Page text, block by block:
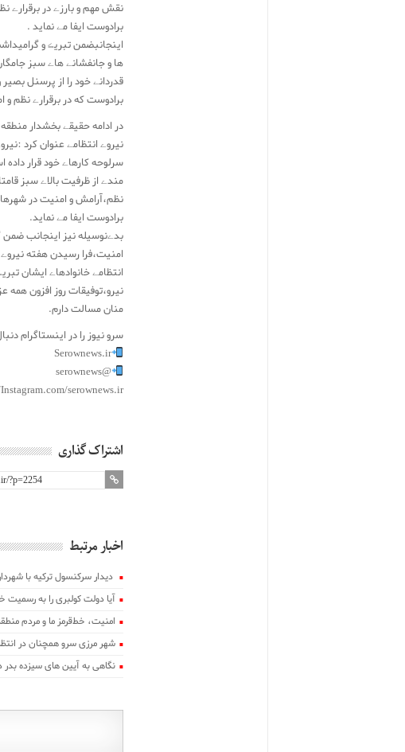
نقش مهم و بارزے در برقرارے
برادوست ایفا مے نماید .
اینجانبضمن تبریڪ و
ها و جانفشانے هاے سبز
قدردانے خود را از پرسنل
برادوست که در برقرارے نظم و
در ادامه حقیقے بخشدار
نیروے انتظامے عنوان کرد
سرلوحه کارهاے خود قرار داده
مندے از ظرفیت بالاے سبز
نظم،آرامش و امنیت در
برادوست ایفا مے نماید.
بدےنوسیله نیز اینجانب
امنیت،فرا رسیدن هفته نیروے
انتظامے خانوادهاے ایشان
نیرو،توفیقات روز افزون همه
منان مسالت دارم.‌
سرو نیوز را در اینستاگرام
Serownews.ir
@serownews
serownews.ir
اشتراک گذاری
اخبار مرتبط
دیدار سرکنسول ترکیه با
آیا دولت کولبری را به
امنیت، خط‌قرمز ما و مردم
شهر مرزی سرو همچنان در
نگاهی به آیین های سیزده